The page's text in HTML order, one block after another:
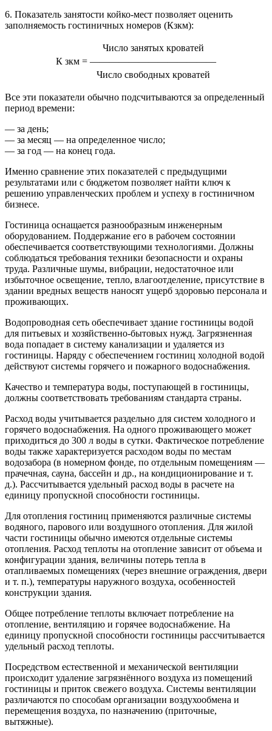
6. Показатель занятости койко-мест позволяет оценить
заполняемость гостиничных номеров (Кзкм):
К зкм =
Число занятых кроватей
—————————————
Число свободных кроватей
Все эти показатели обычно подсчитываются за определенный
период времени:
— за день;
— за месяц — на определенное число;
— за год — на конец года.
Именно сравнение этих показателей с предыдущими
результатами или с бюджетом позволяет найти ключ к
решению управленческих проблем и успеху в гостиничном
бизнесе.
Гостиница оснащается разнообразным инженерным
оборудованием. Поддержание его в рабочем состоянии
обеспечивается соответствующими технологиями. Должны
соблюдаться требования техники безопасности и охраны
труда. Различные шумы, вибрации, недостаточное или
избыточное освещение, тепло, влагоотделение, присутствие в
здании вредных веществ наносят ущерб здоровью персонала и
проживающих.
Водопроводная сеть обеспечивает здание гостиницы водой
для питьевых и хозяйственно-бытовых нужд. Загрязненная
вода попадает в систему канализации и удаляется из
гостиницы. Наряду с обеспечением гостиниц холодной водой
действуют системы горячего и пожарного водоснабжения.
Качество и температура воды, поступающей в гостиницы,
должны соответствовать требованиям стандарта страны.
Расход воды учитывается раздельно для систем холодного и
горячего водоснабжения. На одного проживающего может
приходиться до 300 л воды в сутки. Фактическое потребление
воды также характеризуется расходом воды по местам
водозабора (в номерном фонде, по отдельным помещениям —
прачечная, сауна, бассейн и др., на кондиционирование и т.
д.). Рассчитывается удельный расход воды в расчете на
единицу пропускной способности гостиницы.
Для отопления гостиниц применяются различные системы
водяного, парового или воздушного отопления. Для жилой
части гостиницы обычно имеются отдельные системы
отопления. Расход теплоты на отопление зависит от объема и
конфигурации здания, величины потерь тепла в
отапливаемых помещениях (через внешние ограждения, двери
и т. п.), температуры наружного воздуха, особенностей
конструкции здания.
Общее потребление теплоты включает потребление на
отопление, вентиляцию и горячее водоснабжение. На
единицу пропускной способности гостиницы рассчитывается
удельный расход теплоты.
Посредством естественной и механической вентиляции
происходит удаление загрязнённого воздуха из помещений
гостиницы и приток свежего воздуха. Системы вентиляции
различаются по способам организации воздухообмена и
перемещения воздуха, по назначению (приточные,
вытяжные).